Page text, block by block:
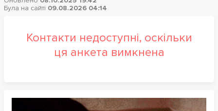
Була на сайті 09.08.2026 04:14
Контакти недоступні, оскільки
ця анкета вимкнена